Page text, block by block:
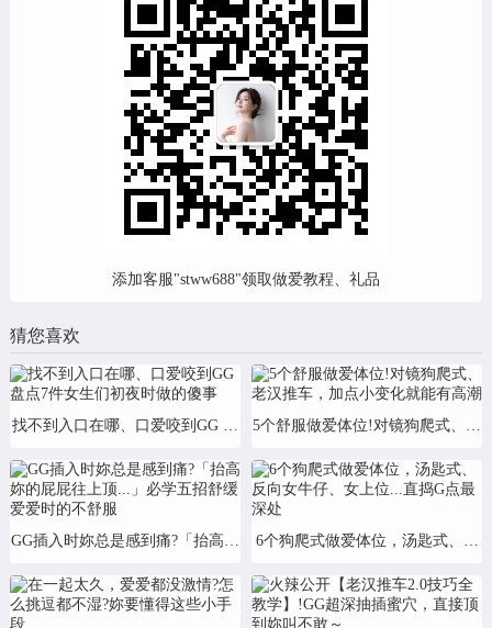
添加客服"stww688"领取做爱教程、礼品
猜您喜欢
找不到入口在哪、口爱咬到GG 盘点7件女生们初夜时做的傻事
GG插入时妳总是感到痛?「抬高妳的屁屁往上顶...」必学五招舒缓爱爱
5个舒服做爱体位!对镜狗爬式、老
6个狗爬式做爱体位，汤匙式、反